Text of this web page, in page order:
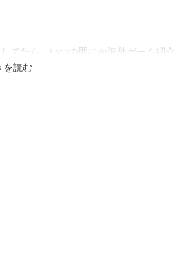
てたら、いつの間にか海外ゲーム紹介
読む